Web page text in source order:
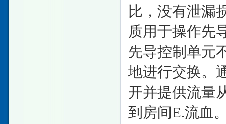
比，没有泄漏
质用于操作先
先导控制单元
地进行交换。
开并提供流量
到房间E.流血